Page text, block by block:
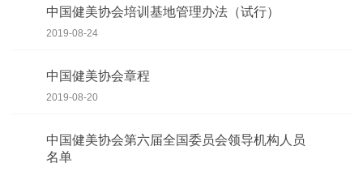
中国健美协会培训基地管理办法（试行）
2019-08-24
中国健美协会章程
2019-08-20
中国健美协会第六届全国委员会领导机构人员
名单